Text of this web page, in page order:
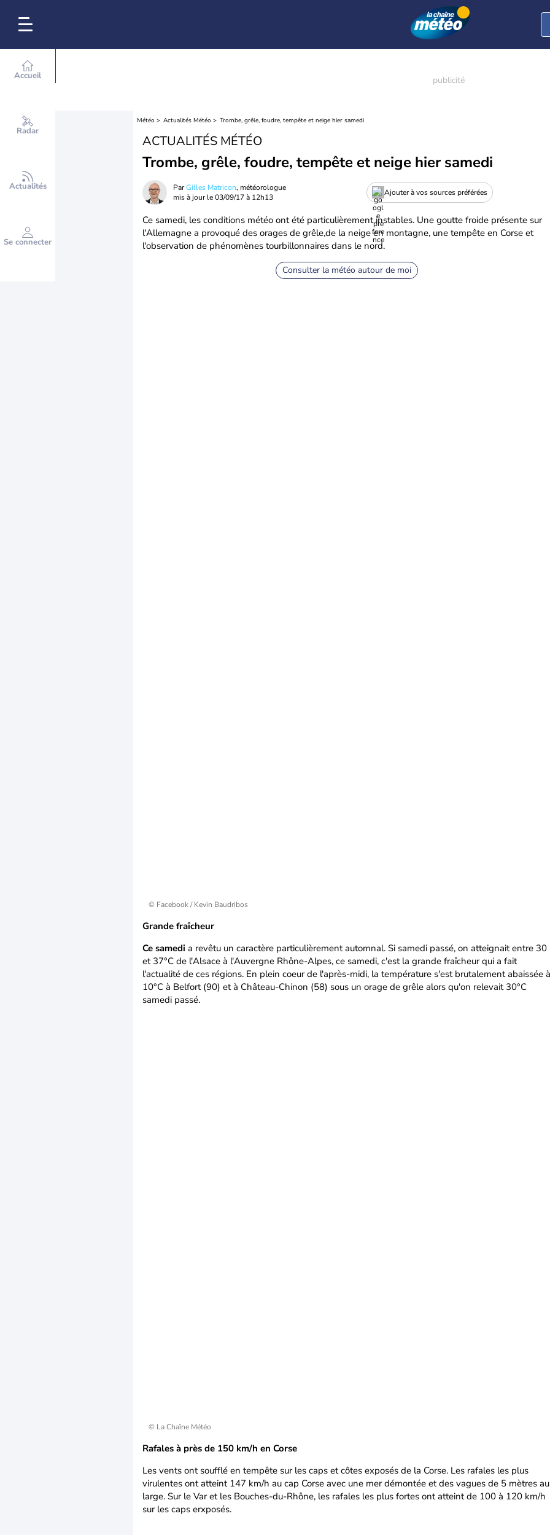
Accueil
Radar
Actualités
Se connecter
Météo Actualités Météo Trombe, grêle, foudre, tempête et neige hier samedi
ACTUALITÉS MÉTÉO
Trombe, grêle, foudre, tempête et neige hier samedi
ParGilles Matricon, météorologue
mis à jour le03/09/17 à 12h13
Ajouter à vos sources préférées
Ce samedi, les conditions météo ont été particulièrement instables. Une goutte froide présente sur
l'Allemagne a provoqué des orages de grêle,de la neige en montagne, une tempête en Corse et
l'observation de phénomènes tourbillonnaires dans le nord.
Consulter la météo autour de moi
© Facebook / Kevin Baudribos
Grande fraîcheur
Ce samedi a revêtu un caractère particulièrement automnal. Si samedi passé, on atteignait entre 30
et 37°C de l'Alsace à l'Auvergne Rhône-Alpes, ce samedi, c'est la grande fraîcheur qui a fait
l'actualité de ces régions. En plein coeur de l'après-midi, la température s'est brutalement abaissée à
10°C à Belfort (90) et à Château-Chinon (58) sous un orage de grêle alors qu'on relevait 30°C
samedi passé.
© La Chaîne Météo
Rafales à près de 150 km/h en Corse
Les vents ont soufflé en tempête sur les caps et côtes exposés de la Corse. Les rafales les plus
virulentes ont atteint 147 km/h au cap Corse avec une mer démontée et des vagues de 5 mètres au
large. Sur le Var et les Bouches-du-Rhône, les rafales les plus fortes ont atteint de 100 à 120 km/h
sur les caps erxposés.